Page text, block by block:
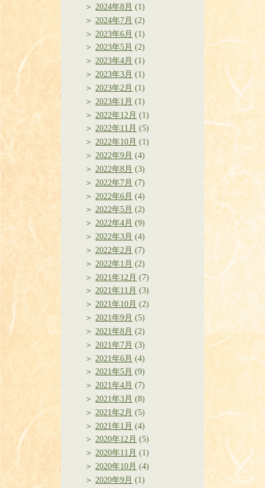
2024年8月 (1)
2024年7月 (2)
2023年6月 (1)
2023年5月 (2)
2023年4月 (1)
2023年3月 (1)
2023年2月 (1)
2023年1月 (1)
2022年12月 (1)
2022年11月 (5)
2022年10月 (1)
2022年9月 (4)
2022年8月 (3)
2022年7月 (7)
2022年6月 (4)
2022年5月 (2)
2022年4月 (9)
2022年3月 (4)
2022年2月 (7)
2022年1月 (2)
2021年12月 (7)
2021年11月 (3)
2021年10月 (2)
2021年9月 (5)
2021年8月 (2)
2021年7月 (3)
2021年6月 (4)
2021年5月 (9)
2021年4月 (7)
2021年3月 (8)
2021年2月 (5)
2021年1月 (4)
2020年12月 (5)
2020年11月 (1)
2020年10月 (4)
2020年9月 (1)